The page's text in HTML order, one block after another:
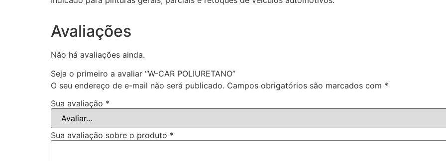
Avaliações
Não há avaliações ainda.
Seja o primeiro a avaliar “W-CAR POLIURETANO”
O seu endereço de e-mail não será publicado. Campos obrigatórios são marcados com *
Sua avaliação *
Sua avaliação sobre o produto *